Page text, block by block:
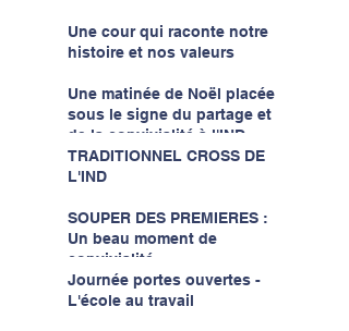
Une cour qui raconte notre
histoire et nos valeurs
Une matinée de Noël placée
sous le signe du partage et
de la convivialité à l'IND...
TRADITIONNEL CROSS DE
L'IND
SOUPER DES PREMIERES :
Un beau moment de
convivialité...
Journée portes ouvertes -
L'école au travail